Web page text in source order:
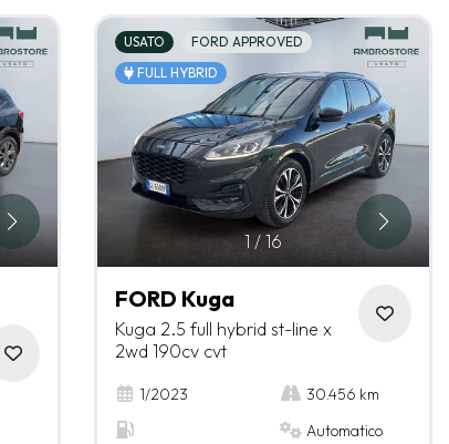
1 / 16
USATO
FORD APPROVED
FULL HYBRID
FORD Kuga
Kuga 2.5 full hybrid st-line x
2wd 190cv cvt
1/2023 30.456 km
Automatico